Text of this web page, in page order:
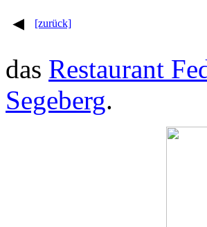
[zurück]
das Restaurant
Segeberg.